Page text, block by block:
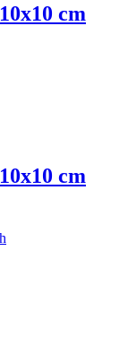
cm
cm